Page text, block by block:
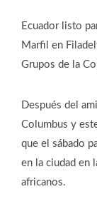
Ecuador listo
Marfil en
Grupos de la
Después del
Columbus y
que el sábado
en la ciudad en
africanos.